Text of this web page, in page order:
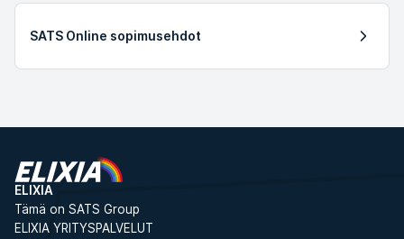
SATS Online sopimusehdot
ELIXIA
Tämä on SATS Group
ELIXIA YRITYSPALVELUT